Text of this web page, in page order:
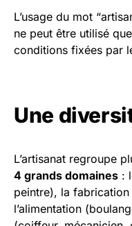
L’usage du mot
ne peut être utilisé
conditions fixées par
Une
L’artisanat regroupe
4 grands domaines :
peintre), la
l’alimentation